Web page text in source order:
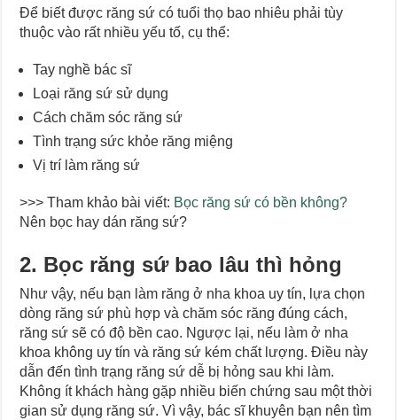
Để biết được răng sứ có tuổi thọ bao nhiêu phải tùy
thuộc vào rất nhiều yếu tố, cụ thể:
Tay nghề bác sĩ
Loại răng sứ sử dụng
Cách chăm sóc răng sứ
Tình trạng sức khỏe răng miệng
Vị trí làm răng sứ
>>> Tham khảo bài viết: Bọc răng sứ có bền không?
Nên bọc hay dán răng sứ?
2. Bọc răng sứ bao lâu thì hỏng
Như vậy, nếu bạn làm răng ở nha khoa uy tín, lựa chọn
dòng răng sứ phù hợp và chăm sóc răng đúng cách,
răng sứ sẽ có độ bền cao. Ngược lại, nếu làm ở nha
khoa không uy tín và răng sứ kém chất lượng. Điều này
dẫn đến tình trạng răng sứ dễ bị hỏng sau khi làm.
Không ít khách hàng gặp nhiều biến chứng sau một thời
gian sử dụng răng sứ. Vì vậy, bác sĩ khuyên bạn nên tìm